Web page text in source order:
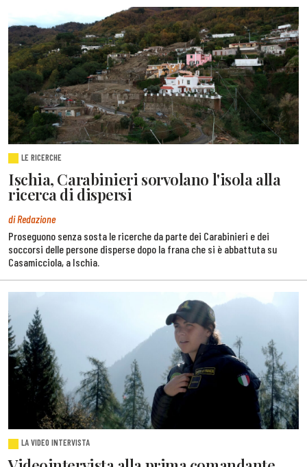
LE RICERCHE
Ischia, Carabinieri sorvolano l'isola alla
ricerca di dispersi
di Redazione
Proseguono senza sosta le ricerche da parte dei Carabinieri e dei
soccorsi delle persone disperse dopo la frana che si è abbattuta su
Casamicciola, a Ischia.
LA VIDEO INTERVISTA